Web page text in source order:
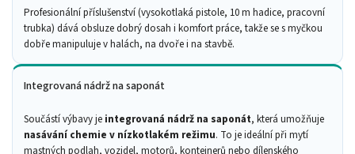
Profesionální příslušenství (vysokotlaká pistole, 10 m hadice, pracovní
trubka) dává obsluze dobrý dosah i komfort práce, takže se s myčkou
dobře manipuluje v halách, na dvoře i na stavbě.
Integrovaná nádrž na saponát
Součástí výbavy je integrovaná nádrž na saponát, která umožňuje
nasávání chemie v nízkotlakém režimu. To je ideální při mytí
mastných podlah, vozidel, motorů, kontejnerů nebo dílenského